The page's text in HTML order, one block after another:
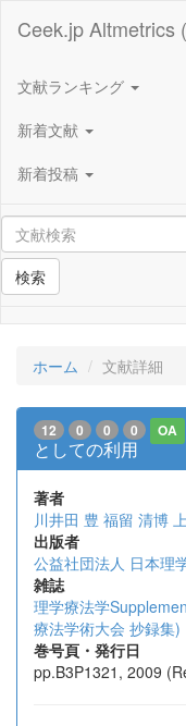
Ceek.jp Altmetrics
文献ランキング
新着文献
新着投稿
検索
ホーム 文献詳細
12 0 0 0 OA
としての利用
著者
川井田 豊 福留 清博
出版者
公益社団法人 日本理
雑誌
理学療法学
療法学術大会 抄録集)
巻号頁・発行日
pp.B3P1321, 2009